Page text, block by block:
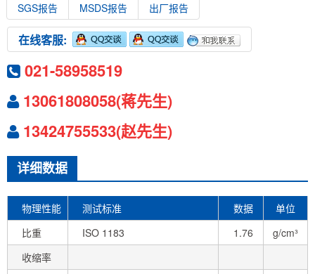
SGS报告 MSDS报告 出厂报告
在线客服:
021-58958519
13061808058(蒋先生)
13424755533(赵先生)
详细数据
物理性能 测试标准 数据
单位
比重
ISO 1183 1.76
g/cm³
收缩率